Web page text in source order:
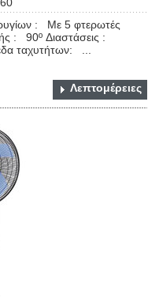
: Με 5 φτερωτές
: 90º Διαστάσεις :
ταχυτήτων: ...
Λεπτομέρειες